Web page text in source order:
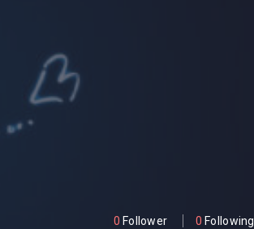
0 Follower 0 Following